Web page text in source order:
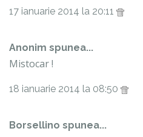
17 ianuarie 2014 la 20:11
Anonim spunea...
Mistocar !
18 ianuarie 2014 la 08:50
Borsellino spunea...